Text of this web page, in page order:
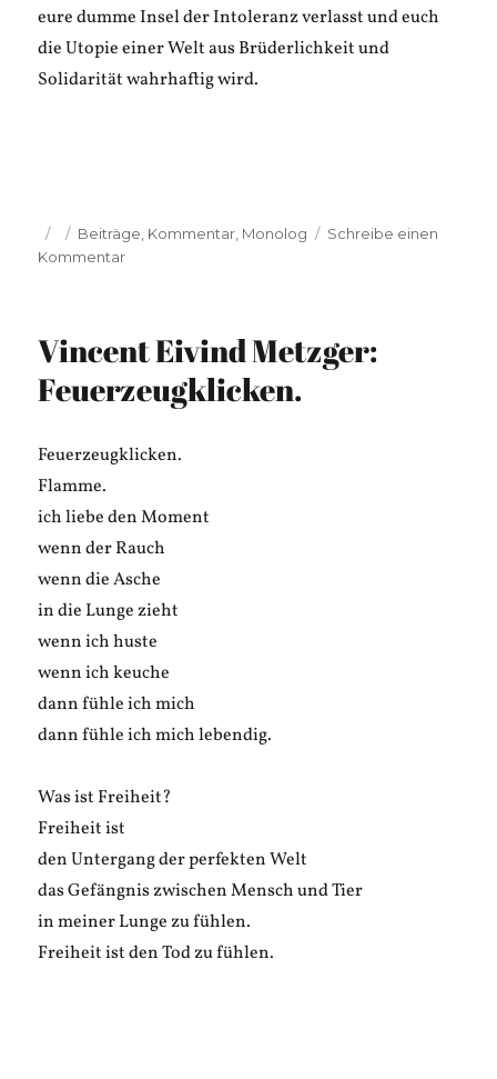
eure dumme Insel der Intoleranz verlasst und euch
die Utopie einer Welt aus Brüderlichkeit und
Solidarität wahrhaftig wird.
Veröffentlicht
am
Kategorien
Beiträge Kommentar Monolog
Schreibe einen
Kommentarzu
möchte
vor
Vincent Eivind Metzger:
Feuerzeugklicken.
Feuerzeugklicken.
Flamme.
ich liebe den Moment
wenn der Rauch
wenn die Asche
in die Lunge zieht
wenn ich huste
wenn ich keuche
dann fühle ich mich
dann fühle ich mich lebendig.
Was ist Freiheit?
Freiheit ist
den Untergang der perfekten Welt
das Gefängnis zwischen Mensch und Tier
in meiner Lunge zu fühlen.
Freiheit ist den Tod zu fühlen.